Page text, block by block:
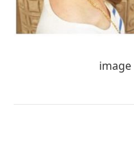
image